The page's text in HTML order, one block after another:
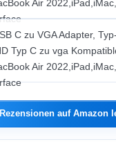
Rezensionen auf Amazon